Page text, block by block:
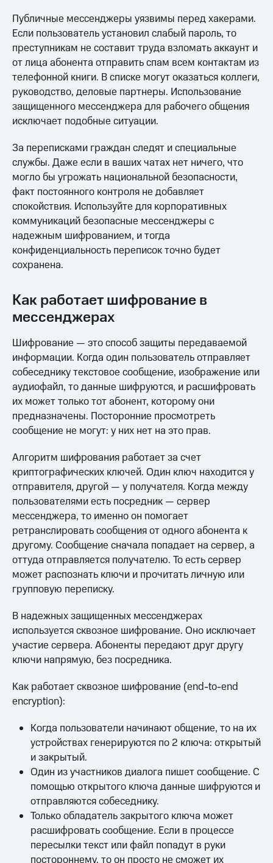
Публичные мессенджеры уязвимы перед хакерами.
Если пользователь установил слабый пароль, то
преступникам не составит труда взломать аккаунт и
от лица абонента отправить спам всем контактам из
телефонной книги. В списке могут оказаться коллеги,
руководство, деловые партнеры. Использование
защищенного мессенджера для рабочего общения
исключает подобные ситуации.
За переписками граждан следят и специальные
службы. Даже если в ваших чатах нет ничего, что
могло бы угрожать национальной безопасности,
факт постоянного контроля не добавляет
спокойствия. Используйте для корпоративных
коммуникаций безопасные мессенджеры с
надежным шифрованием, и тогда
конфиденциальность переписок точно будет
сохранена.
Как работает шифрование в
мессенджерах
Шифрование — это способ защиты передаваемой
информации. Когда один пользователь отправляет
собеседнику текстовое сообщение, изображение или
аудиофайл, то данные шифруются, и расшифровать
их может только тот абонент, которому они
предназначены. Посторонние просмотреть
сообщение не могут: у них нет на это прав.
Алгоритм шифрования работает за счет
криптографических ключей. Один ключ находится у
отправителя, другой — у получателя. Когда между
пользователями есть посредник — сервер
мессенджера, то именно он помогает
ретранслировать сообщения от одного абонента к
другому. Сообщение сначала попадает на сервер, а
оттуда отправляется получателю. То есть сервер
может распознать ключи и прочитать личную или
групповую переписку.
В надежных защищенных мессенджерах
используется сквозное шифрование. Оно исключает
участие сервера. Абоненты передают друг другу
ключи напрямую, без посредника.
Как работает сквозное шифрование (end-to-end
encryption):
Когда пользователи начинают общение, то на их
устройствах генерируются по 2 ключа: открытый
и закрытый.
Один из участников диалога пишет сообщение. С
помощью открытого ключа данные шифруются и
отправляются собеседнику.
Только обладатель закрытого ключа может
расшифровать сообщение. Если в процессе
пересылки текст или файл попадут в руки
постороннему, то он просто не сможет их